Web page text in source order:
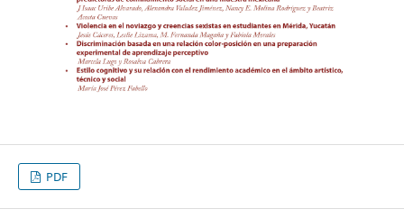
PDF